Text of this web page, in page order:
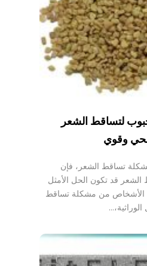
لتساقط الشعر
وقوي
تساقط الشعر، فإن
قد تكون الحل الأمثل
الأشخاص من مشكلة تساقط